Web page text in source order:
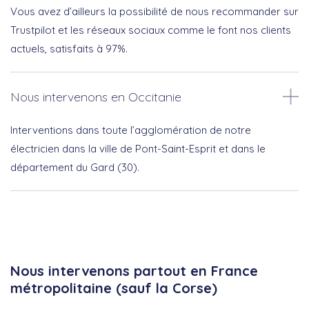
Vous avez d’ailleurs la possibilité de nous recommander sur
Trustpilot et les réseaux sociaux comme le font nos clients
actuels, satisfaits à 97%.
Nous intervenons en Occitanie
Interventions dans toute l’agglomération de notre
électricien dans la ville de Pont-Saint-Esprit et dans le
département du Gard (30).
Nous intervenons partout en France
métropolitaine (sauf la Corse)